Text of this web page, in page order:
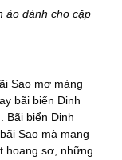
ảo dành cho cặp
Sao mơ màng
bãi biển Dinh
Bãi biển Dinh
Sao mà mang
hoang sơ, những